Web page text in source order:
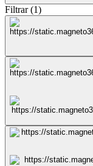
Filtrar(1)